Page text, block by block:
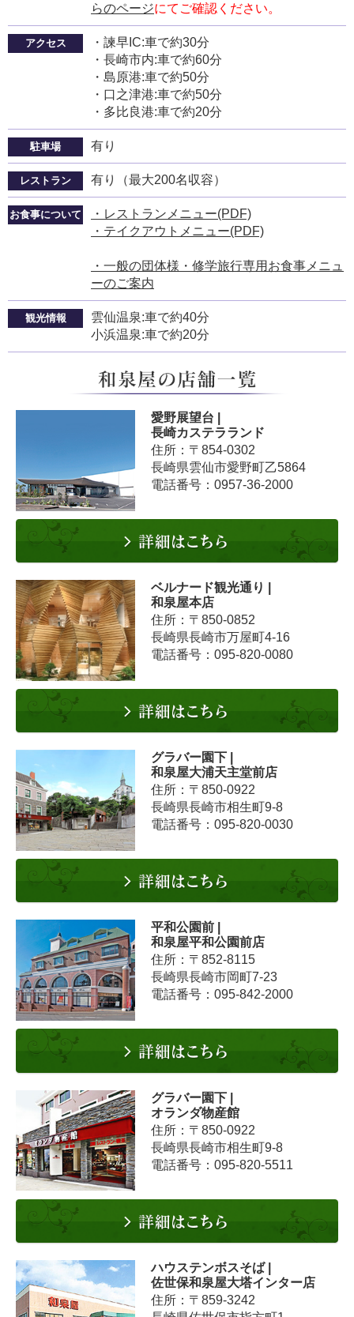
らのページにてご確認ください。
アクセス
・諫早IC:車で約30分
・長崎市内:車で約60分
・島原港:車で約50分
・口之津港:車で約50分
・多比良港:車で約20分
駐車場 有り
レストラン 有り（最大200名収容）
お食事について
・レストランメニュー(PDF)
・テイクアウトメニュー(PDF)
・一般の団体様・修学旅行専用お食事メニュ
ーのご案内
観光情報
雲仙温泉:車で約40分
小浜温泉:車で約20分
愛野展望台 |
長崎カステラランド
住所：〒854-0302
長崎県雲仙市愛野町乙5864
電話番号：0957-36-2000
ベルナード観光通り |
和泉屋本店
住所：〒850-0852
長崎県長崎市万屋町4-16
電話番号：095-820-0080
グラバー園下 |
和泉屋大浦天主堂前店
住所：〒850-0922
長崎県長崎市相生町9-8
電話番号：095-820-0030
平和公園前 |
和泉屋平和公園前店
住所：〒852-8115
長崎県長崎市岡町7-23
電話番号：095-842-2000
グラバー園下 |
オランダ物産館
住所：〒850-0922
長崎県長崎市相生町9-8
電話番号：095-820-5511
ハウステンボスそば |
佐世保和泉屋大塔インター店
住所：〒859-3242